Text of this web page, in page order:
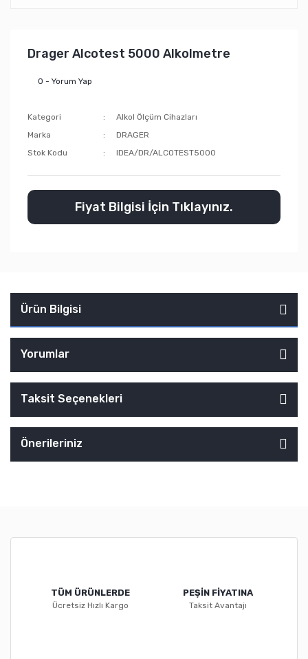
Drager Alcotest 5000 Alkolmetre
0 - Yorum Yap
Kategori
Alkol Ölçüm Cihazları
Marka
DRAGER
Stok Kodu
IDEA/DR/ALCOTEST5000
Fiyat Bilgisi İçin Tıklayınız.
Ürün Bilgisi
Yorumlar
Taksit Seçenekleri
Önerileriniz
TÜM ÜRÜNLERDE
Ücretsiz Hızlı Kargo
PEŞİN FİYATINA
Taksit Avantajı